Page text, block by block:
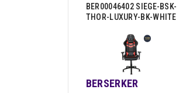
BER00046402 SIEGE-BSK-
THOR-LUXURY-BK-WHITE
BERSERKER